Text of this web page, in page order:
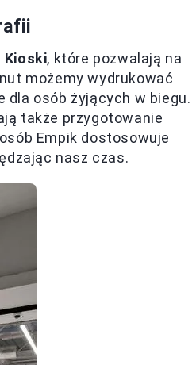
Kioski, które pozwalają na
możemy wydrukować
osób żyjących w biegu.
także przygotowanie
Empik dostosowuje
nasz czas.